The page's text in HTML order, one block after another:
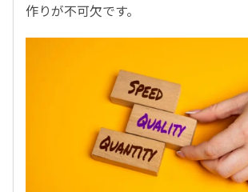
作りが不可欠です。